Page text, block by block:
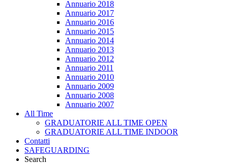
Annuario 2018
Annuario 2017
Annuario 2016
Annuario 2015
Annuario 2014
Annuario 2013
Annuario 2012
Annuario 2011
Annuario 2010
Annuario 2009
Annuario 2008
Annuario 2007
All Time
GRADUATORIE ALL TIME OPEN
GRADUATORIE ALL TIME INDOOR
Contatti
SAFEGUARDING
Search